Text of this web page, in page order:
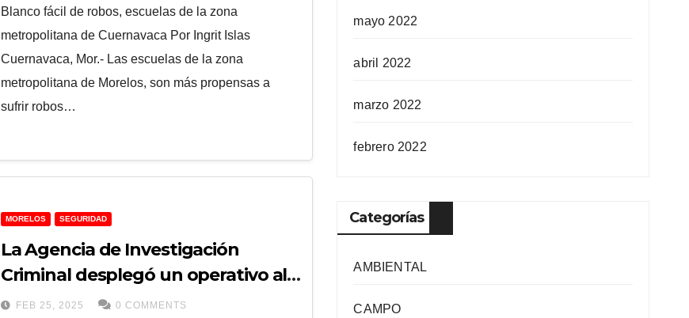
Blanco fácil de robos, escuelas de la zona
metropolitana de Cuernavaca Por Ingrit Islas
Cuernavaca, Mor.- Las escuelas de la zona
metropolitana de Morelos, son más propensas a
sufrir robos…
MORELOS SEGURIDAD
La Agencia de Investigación
Criminal desplegó un operativo al
sur de Morelos para combatir el
FEB 25, 2025 0 COMMENTS
mayo 2022
abril 2022
marzo 2022
febrero 2022
Categorías
AMBIENTAL
CAMPO